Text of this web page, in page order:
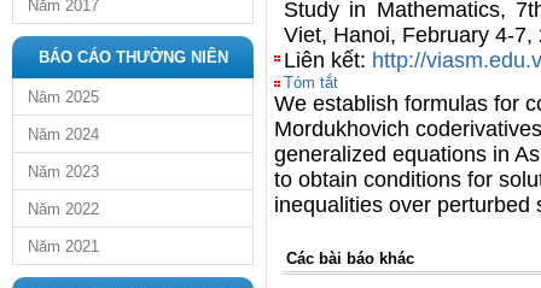
Năm 2017
BÁO CÁO THƯỜNG NIÊN
Năm 2025
Năm 2024
Năm 2023
Năm 2022
Năm 2021
Study in Mathematics,
Viet, Hanoi, February 4-7,
Liên kết: http://
Tóm tắt
We establish formulas for
Mordukhovich
generalized equations in
to obtain conditions for
inequalities over perturbed
Các bài báo khác